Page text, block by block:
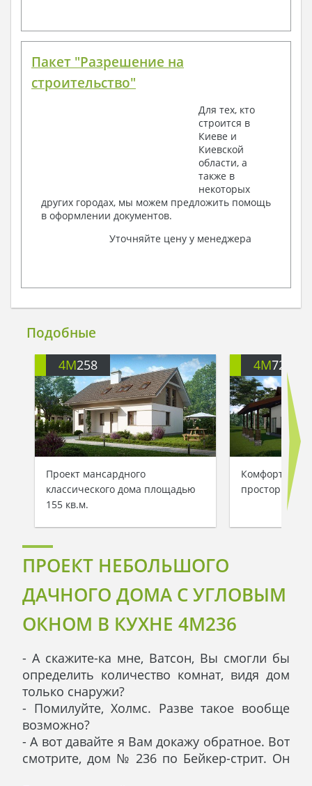
Пакет "Разрешение на
строительство"
Для тех, кто
строится в
Киеве и
Киевской
области, а
также в
некоторых
других городах, мы можем предложить помощь
в оформлении документов.
Уточняйте цену у менеджера
Подобные
4M258
Проект мансардного
классического дома площадью
155 кв.м.
4M721
Комфортный
просторной
ПРОЕКТ НЕБОЛЬШОГО
ДАЧНОГО ДОМА С УГЛОВЫМ
ОКНОМ В КУХНЕ 4M236
- А скажите-ка мне, Ватсон, Вы смогли бы
определить количество комнат, видя дом
только снаружи?
- Помилуйте, Холмс. Разве такое вообще
возможно?
- А вот давайте я Вам докажу обратное. Вот
смотрите, дом № 236 по Бейкер-стрит. Он